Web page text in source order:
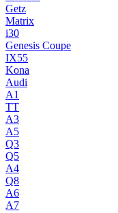
Getz
Matrix
i30
Genesis Coupe
IX55
Kona
Audi
A1
TT
A3
A5
Q3
Q5
A4
Q8
A6
A7